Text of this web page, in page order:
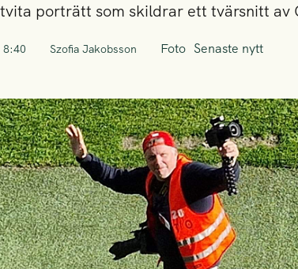
porträtt som skildrar ett tvärsnitt av
8:40 Szofia Jakobsson Foto Senaste nytt